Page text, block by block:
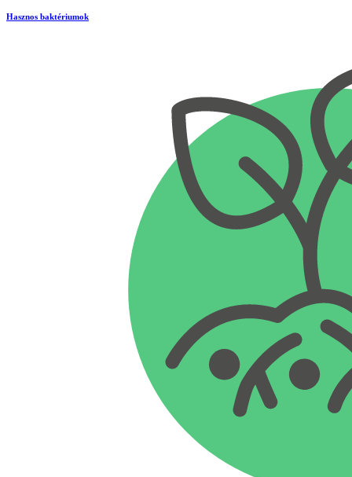
Hasznos baktériumok